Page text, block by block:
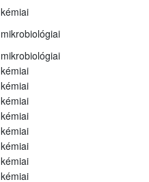
kémiai
mikrobiológiai
mikrobiológiai
kémiai
kémiai
kémiai
kémiai
kémiai
kémiai
kémiai
kémiai